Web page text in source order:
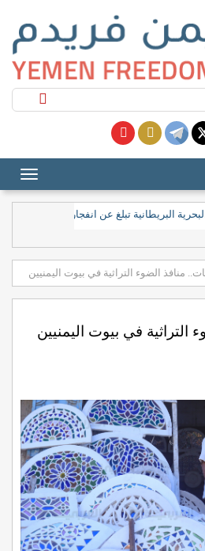
البحرية البريطانية تبلغ عن انفجار قرب ناقلة
منافذ الضوء التراثية في بيوت اليمنيين
التراثية في بيوت اليمنيين